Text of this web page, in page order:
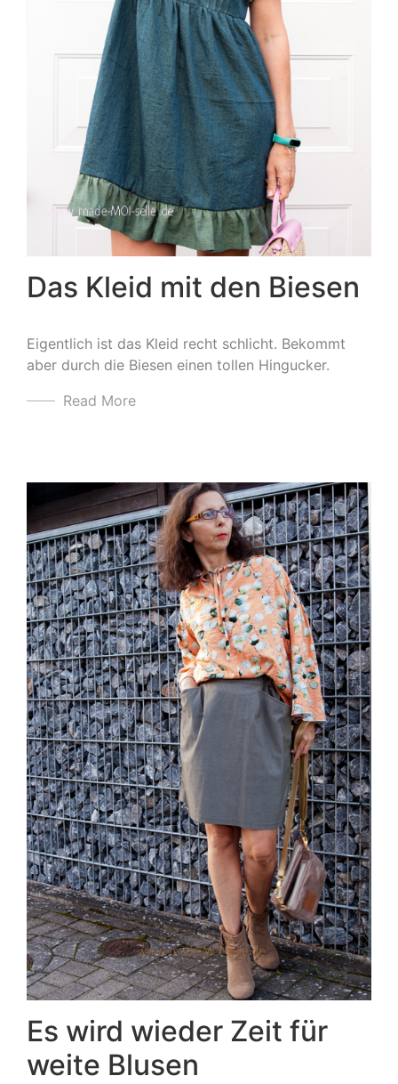
Das Kleid mit den Biesen
Eigentlich ist das Kleid recht schlicht. Bekommt
aber durch die Biesen einen tollen Hingucker.
Read More
Es wird wieder Zeit für
weite Blusen